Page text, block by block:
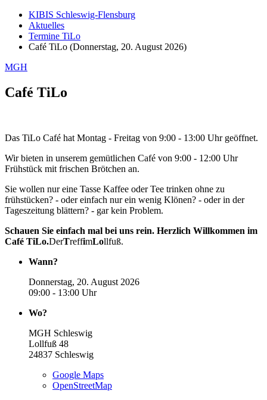
KIBIS Schleswig-Flensburg
Aktuelles
Termine TiLo
Café TiLo (Donnerstag, 20. August 2026)
MGH
Café TiLo
Das TiLo Café hat Montag - Freitag von 9:00 - 13:00 Uhr geöffnet.
Wir bieten in unserem gemütlichen Café von 9:00 - 12:00 Uhr
Frühstück mit frischen Brötchen an.
Sie wollen nur eine Tasse Kaffee oder Tee trinken ohne zu
frühstücken? - oder einfach nur ein wenig Klönen? - oder in der
Tageszeitung blättern? - gar kein Problem.
Schauen Sie einfach mal bei uns rein. Herzlich Willkommen im
Café TiLo.DerTreffimLollfuß.
Wann?
Donnerstag, 20. August 2026
09:00 - 13:00 Uhr
Wo?
MGH Schleswig
Lollfuß 48
24837 Schleswig
Google Maps
OpenStreetMap